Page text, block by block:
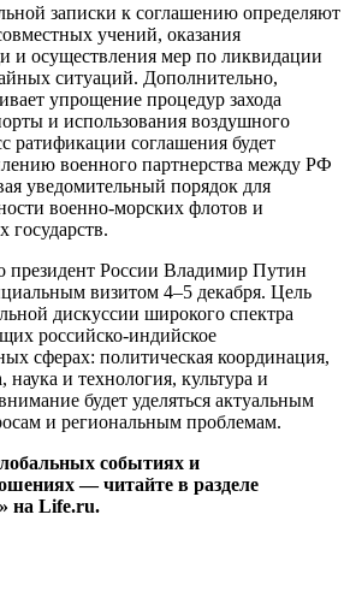
записки к соглашению определяют
учений, оказания
и осуществления мер по ликвидации
ситуаций. Дополнительно,
упрощение процедур захода
и использования воздушного
ратификации соглашения будет
военного партнерства между РФ
уведомительный порядок для
военно-морских флотов и
государств.
президент России Владимир Путин
визитом 4–5 декабря. Цель
дискуссии широкого спектра
российско-индийское
сферах: политическая координация,
наука и технология, культура и
будет уделяться актуальным
и региональным проблемам.
событиях и
— читайте в разделе
на Life.ru.